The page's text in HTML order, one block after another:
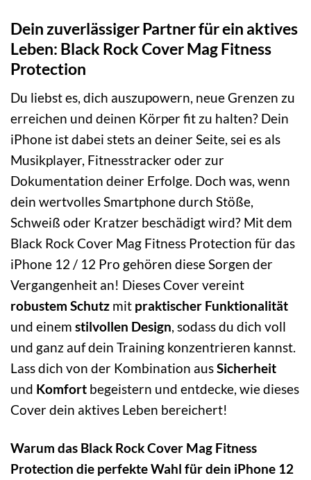
Dein zuverlässiger Partner für ein aktives
Leben: Black Rock Cover Mag Fitness
Protection
Du liebst es, dich auszupowern, neue Grenzen zu
erreichen und deinen Körper fit zu halten? Dein
iPhone ist dabei stets an deiner Seite, sei es als
Musikplayer, Fitnesstracker oder zur
Dokumentation deiner Erfolge. Doch was, wenn
dein wertvolles Smartphone durch Stöße,
Schweiß oder Kratzer beschädigt wird? Mit dem
Black Rock Cover Mag Fitness Protection für das
iPhone 12 / 12 Pro gehören diese Sorgen der
Vergangenheit an! Dieses Cover vereint
robustem Schutz mit praktischer Funktionalität
und einem stilvollen Design, sodass du dich voll
und ganz auf dein Training konzentrieren kannst.
Lass dich von der Kombination ausSicherheit
und Komfort begeistern und entdecke, wie dieses
Cover dein aktives Leben bereichert!
Warum das Black Rock Cover Mag Fitness
Protection die perfekte Wahl für dein iPhone 12